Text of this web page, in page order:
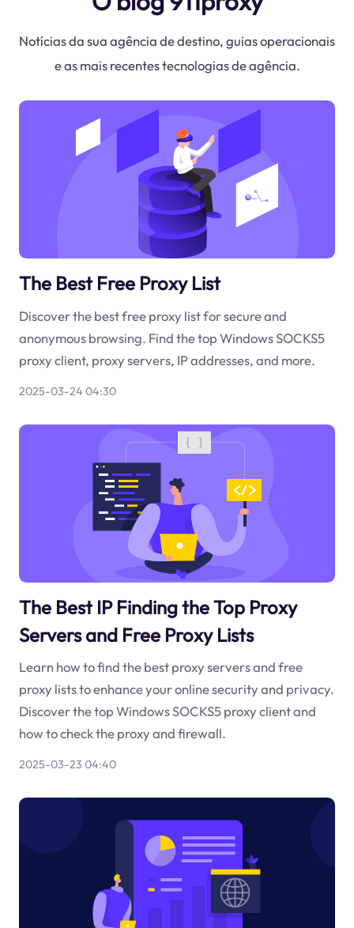
Notícias da sua agência de destino, guias operacionais
e as mais recentes tecnologias de agência.
The Best Free Proxy List
Discover the best free proxy list for secure and
anonymous browsing. Find the top Windows SOCKS5
proxy client, proxy servers, IP addresses, and more.
2025-03-24 04:30
The Best IP Finding the Top Proxy
Servers and Free Proxy Lists
Learn how to find the best proxy servers and free
proxy lists to enhance your online security and privacy.
Discover the top Windows SOCKS5 proxy client and
how to check the proxy and firewall.
2025-03-23 04:40